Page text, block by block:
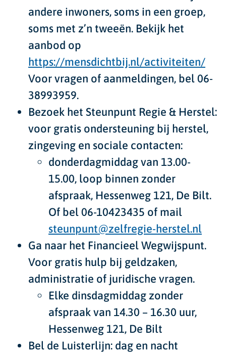
andere inwoners, soms in een groep,
soms met z’n tweeën. Bekijk het
aanbod op
https://mensdichtbij.nl/activiteiten/
Voor vragen of aanmeldingen, bel 06-
38993959.
Bezoek het Steunpunt Regie & Herstel:
voor gratis ondersteuning bij herstel,
zingeving en sociale contacten:
donderdagmiddag van 13.00-
15.00, loop binnen zonder
afspraak, Hessenweg 121, De Bilt.
Of bel 06-10423435 of mail
steunpunt@zelfregie-herstel.nl
Ga naar het Financieel Wegwijspunt.
Voor gratis hulp bij geldzaken,
administratie of juridische vragen.
Elke dinsdagmiddag zonder
afspraak van 14.30 – 16.30 uur,
Hessenweg 121, De Bilt
Bel de Luisterlijn: dag en nacht